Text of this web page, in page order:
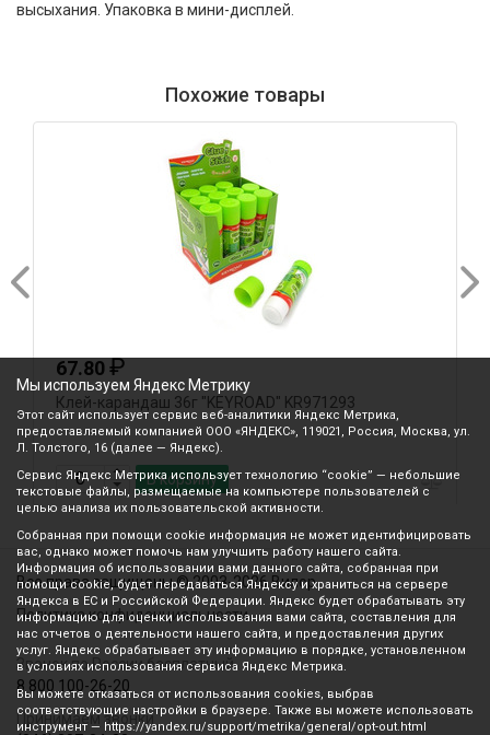
высыхания. Упаковка в мини-дисплей.
Похожие товары
67.80₽
Клей-карандаш 36г "KEYROAD" KR971293
В корзину
Все права защищены © 2003-2026 Вилор
Политика конфиденциальности
Звонок по России бесплатный
8 800 100-26-20
Принимаем звонки
Мы используем Яндекс Метрику
Этот сайт использует сервис веб-аналитики Яндекс Метрика,
предоставляемый компанией ООО «ЯНДЕКС», 119021, Россия, Москва, ул.
Л. Толстого, 16 (далее — Яндекс).
Сервис Яндекс Метрика использует технологию “cookie” — небольшие
текстовые файлы, размещаемые на компьютере пользователей с
целью анализа их пользовательской активности.
Собранная при помощи cookie информация не может идентифицировать
вас, однако может помочь нам улучшить работу нашего сайта.
Информация об использовании вами данного сайта, собранная при
помощи cookie, будет передаваться Яндексу и храниться на сервере
Яндекса в ЕС и Российской Федерации. Яндекс будет обрабатывать эту
информацию для оценки использования вами сайта, составления для
нас отчетов о деятельности нашего сайта, и предоставления других
услуг. Яндекс обрабатывает эту информацию в порядке, установленном
в условиях использования сервиса Яндекс Метрика.
Вы можете отказаться от использования cookies, выбрав
соответствующие настройки в браузере. Также вы можете использовать
инструмент — https://yandex.ru/support/metrika/general/opt-out.html